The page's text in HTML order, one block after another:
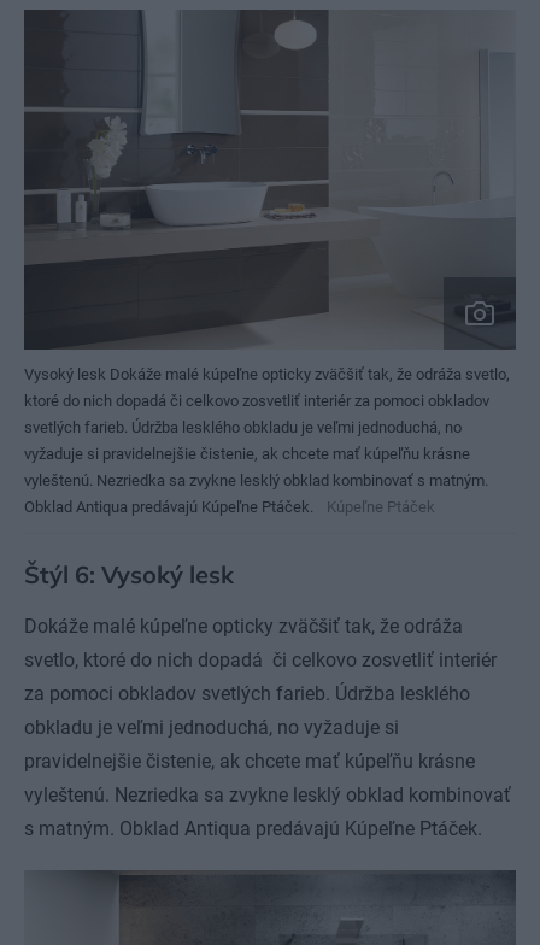
Vysoký lesk Dokáže malé kúpeľne opticky zväčšiť tak, že odráža svetlo,
ktoré do nich dopadá či celkovo zosvetliť interiér za pomoci obkladov
svetlých farieb. Údržba lesklého obkladu je veľmi jednoduchá, no
vyžaduje si pravidelnejšie čistenie, ak chcete mať kúpeľňu krásne
vyleštenú. Nezriedka sa zvykne lesklý obklad kombinovať s matným.
Obklad Antiqua predávajú Kúpeľne Ptáček.
Kúpeľne Ptáček
Štýl 6: Vysoký lesk
Dokáže malé kúpeľne opticky zväčšiť tak, že odráža
svetlo, ktoré do nich dopadá či celkovo zosvetliť interiér
za pomoci obkladov svetlých farieb. Údržba lesklého
obkladu je veľmi jednoduchá, no vyžaduje si
pravidelnejšie čistenie, ak chcete mať kúpeľňu krásne
vyleštenú. Nezriedka sa zvykne lesklý obklad kombinovať
s matným. Obklad Antiqua predávajú Kúpeľne Ptáček.